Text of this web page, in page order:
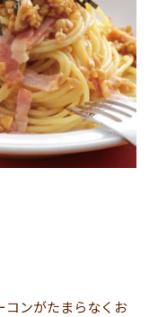
コンがたまらなくお